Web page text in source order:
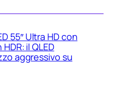
55″ Ultra HD con
il QLED
aggressivo su